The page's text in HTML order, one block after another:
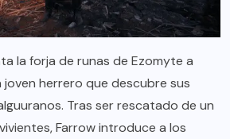
la forja de runas de Ezomyte a
joven herrero que descubre sus
Tras ser rescatado de un
Farrow introduce a los